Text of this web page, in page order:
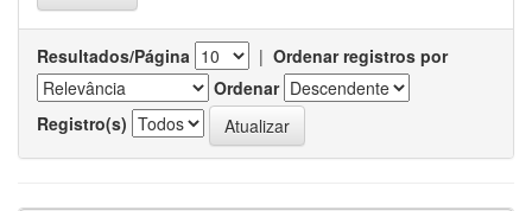
Resultados/Página | Ordenar registros por
Ordenar
Registro(s)